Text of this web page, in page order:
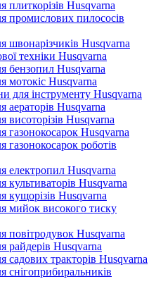
плиткорізів Husqvarna
промислових пилососів
швонарізчиків Husqvarna
техніки Husqvarna
бензопил Husqvarna
мотокіс Husqvarna
для інструменту Husqvarna
аераторів Husqvarna
висоторізів Husqvarna
газонокосарок Husqvarna
газонокосарок роботів
електропил Husqvarna
культиваторів Husqvarna
кущорізів Husqvarna
мийок високого тиску
повітродувок Husqvarna
райдерів Husqvarna
садових тракторів Husqvarna
снігоприбиральників